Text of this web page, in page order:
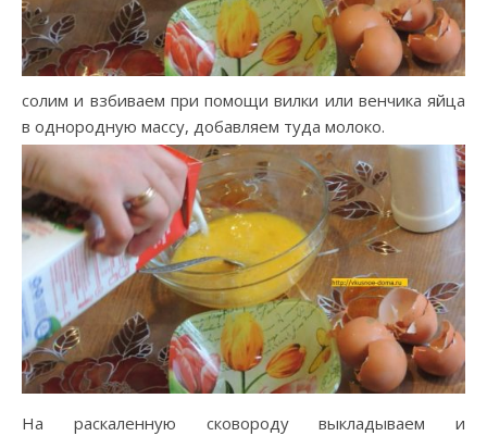
солим и взбиваем при помощи вилки или венчика яйца
в однородную массу, добавляем туда молоко.
На раскаленную сковороду выкладываем и